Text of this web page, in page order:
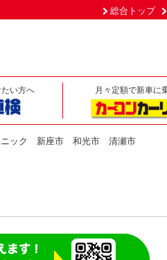
総合トップ
い方へ 月々定額で新車に
ック 新座市 和光市 清瀬市